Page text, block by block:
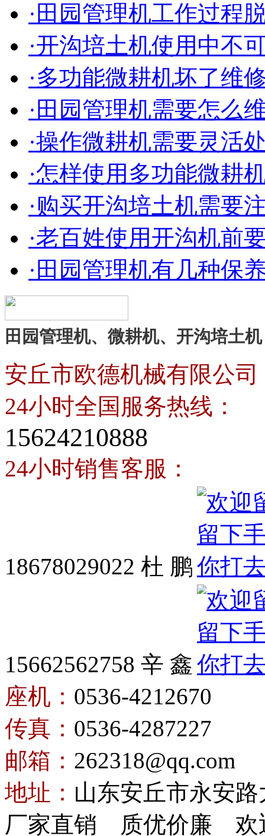
·田园管理机工作过程
·开沟培土机使用中不
·多功能微耕机坏了维
·田园管理机需要怎么
·操作微耕机需要灵活
·怎样使用多功能微耕
·购买开沟培土机需要
·老百姓使用开沟机前
·田园管理机有几种保
田园管理机、微耕机、开沟培土机
安丘市欧德机械有限公司
24小时全国服务热线：
15624210888
24小时销售客服：
18678029022 杜 鹏
15662562758 辛 鑫
座机： 0536-4212670
传真： 0536-4287227
邮箱： 262318@qq.com
地址： 山东安丘市永安
厂家直销 质优价廉 欢